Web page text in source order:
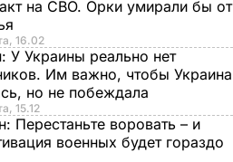
на СВО. Орки умирали бы от
16.02
У Украины реально нет
Им важно, чтобы Украина
но не побеждала
15.12
Перестаньте воровать – и
военных будет гораздо